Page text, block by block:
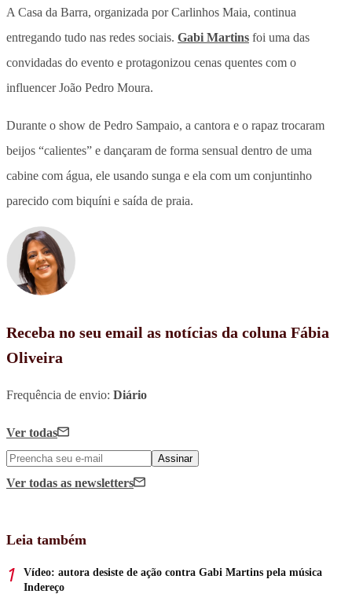
A Casa da Barra, organizada por Carlinhos Maia, continua
entregando tudo nas redes sociais. Gabi Martins foi uma das
convidadas do evento e protagonizou cenas quentes com o
influencer João Pedro Moura.
Durante o show de Pedro Sampaio, a cantora e o rapaz trocaram
beijos “calientes” e dançaram de forma sensual dentro de uma
cabine com água, ele usando sunga e ela com um conjuntinho
parecido com biquíni e saída de praia.
Receba no seu email as notícias da coluna Fábia
Oliveira
Frequência de envio: Diário
Ver todas
Assinar
Ver todas as newsletters
Leia também
Vídeo: autora desiste de ação contra Gabi Martins pela música
Indereço